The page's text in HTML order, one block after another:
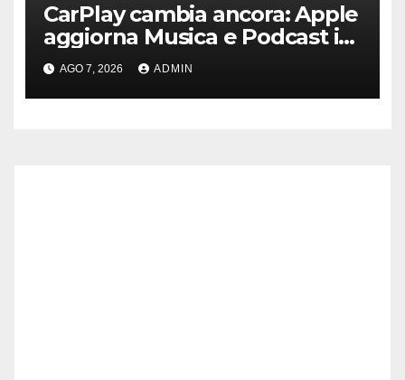
CarPlay cambia ancora: Apple
aggiorna Musica e Podcast in
auto
AGO 7, 2026 ADMIN